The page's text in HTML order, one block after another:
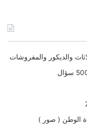
والديكور والمفروشات
الوطن ( صور )